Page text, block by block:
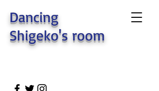
Dancing
Shigeko's room